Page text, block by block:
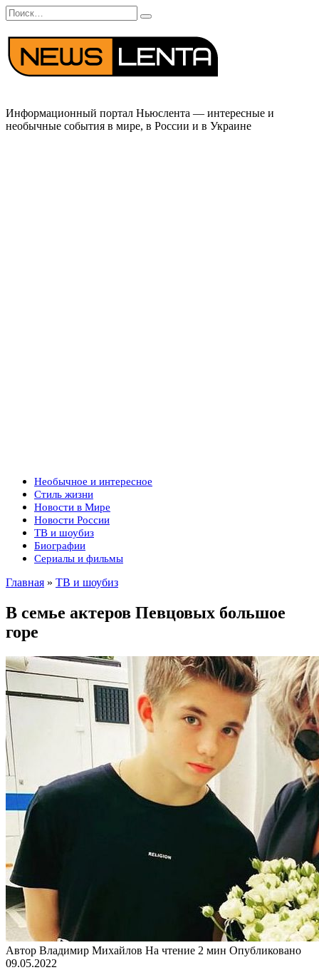
Перейти
к
содержанию
Search
for:
Информационный портал Ньюслента — интересные и
необычные события в мире, в России и в Украине
Необычное и интересное
Стиль жизни
Новости в Мире
Новости России
ТВ и шоубиз
Биографии
Сериалы и фильмы
Главная » ТВ и шоубиз
В семье актеров Певцовых большое
горе
Автор Владимир Михайлов На чтение 2 мин Опубликовано
09.05.2022